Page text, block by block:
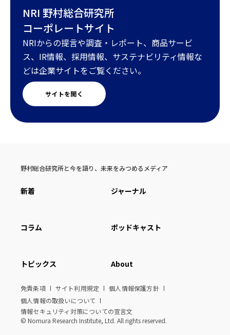
NRI 野村総合研究所
コーポレートサイト
NRIからの提言や調査・レポート、商品サービ
ス、IR情報、採用情報、サステナビリティ情報な
どは企業サイトをご覧ください。
サイトを開く
野村総合研究所と今を語り、未来をみつめるメディア
新着 ジャーナル
コラム ポッドキャスト
トピックス About
免責条項 サイト利用規定
個人情報保護方針
個人情報の取扱いについて
情報セキュリティ対策についての宣言文
© Nomura Research Institute, Ltd. All rights reserved.